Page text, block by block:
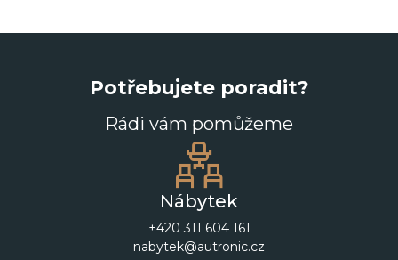
Potřebujete poradit?
Rádi vám pomůžeme
Nábytek
+420 311 604 161
nabytek@autronic.cz